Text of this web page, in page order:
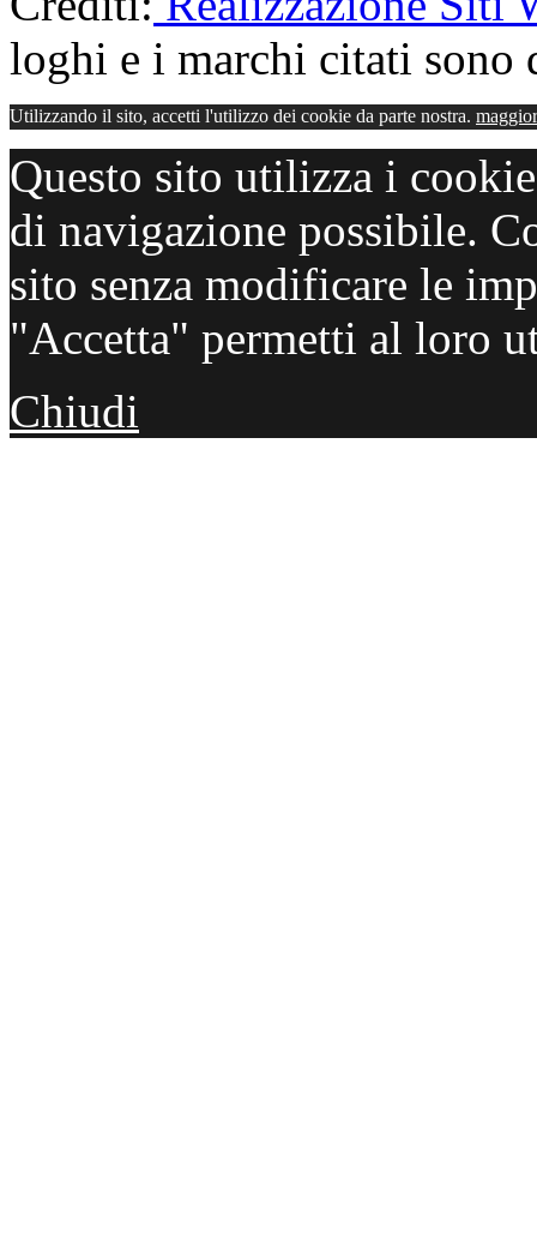
loghi e i marchi citati
Utilizzando il sito, accetti l'utilizzo dei cookie da parte nostra.
Questo sito utilizza i
di navigazione possibile.
sito senza modificare le
"Accetta" permetti al loro
Chiudi